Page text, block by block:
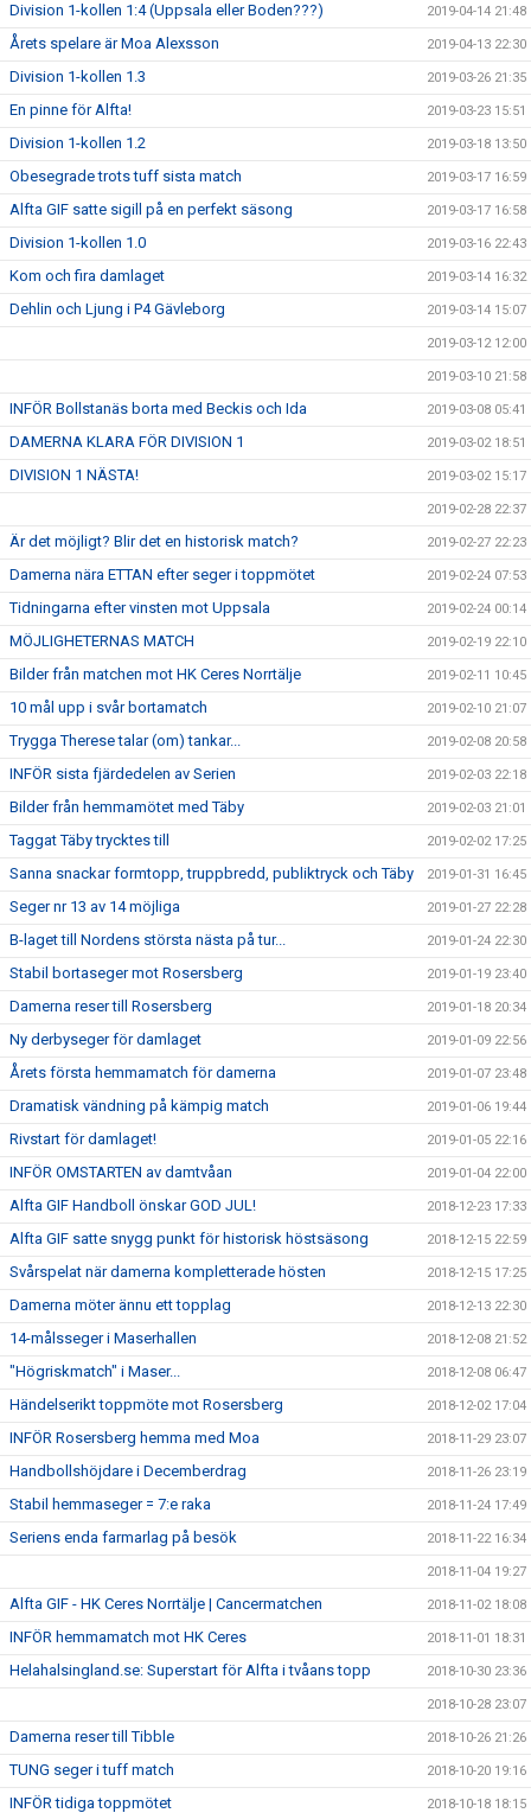
Division 1-kollen 1:4 (Uppsala eller Boden???) 2019-04-14 21:48
Årets spelare är Moa Alexsson 2019-04-13 22:30
Division 1-kollen 1.3 2019-03-26 21:35
En pinne för Alfta! 2019-03-23 15:51
Division 1-kollen 1.2 2019-03-18 13:50
Obesegrade trots tuff sista match 2019-03-17 16:59
Alfta GIF satte sigill på en perfekt säsong 2019-03-17 16:58
Division 1-kollen 1.0 2019-03-16 22:43
Kom och fira damlaget 2019-03-14 16:32
Dehlin och Ljung i P4 Gävleborg 2019-03-14 15:07
2019-03-12 12:00
2019-03-10 21:58
INFÖR Bollstanäs borta med Beckis och Ida 2019-03-08 05:41
DAMERNA KLARA FÖR DIVISION 1 2019-03-02 18:51
DIVISION 1 NÄSTA! 2019-03-02 15:17
2019-02-28 22:37
Är det möjligt? Blir det en historisk match? 2019-02-27 22:23
Damerna nära ETTAN efter seger i toppmötet 2019-02-24 07:53
Tidningarna efter vinsten mot Uppsala 2019-02-24 00:14
MÖJLIGHETERNAS MATCH 2019-02-19 22:10
Bilder från matchen mot HK Ceres Norrtälje 2019-02-11 10:45
10 mål upp i svår bortamatch 2019-02-10 21:07
Trygga Therese talar (om) tankar... 2019-02-08 20:58
INFÖR sista fjärdedelen av Serien 2019-02-03 22:18
Bilder från hemmamötet med Täby 2019-02-03 21:01
Taggat Täby trycktes till 2019-02-02 17:25
Sanna snackar formtopp, truppbredd, publiktryck och Täby 2019-01-31 16:45
Seger nr 13 av 14 möjliga 2019-01-27 22:28
B-laget till Nordens största nästa på tur... 2019-01-24 22:30
Stabil bortaseger mot Rosersberg 2019-01-19 23:40
Damerna reser till Rosersberg 2019-01-18 20:34
Ny derbyseger för damlaget 2019-01-09 22:56
Årets första hemmamatch för damerna 2019-01-07 23:48
Dramatisk vändning på kämpig match 2019-01-06 19:44
Rivstart för damlaget! 2019-01-05 22:16
INFÖR OMSTARTEN av damtvåan 2019-01-04 22:00
Alfta GIF Handboll önskar GOD JUL! 2018-12-23 17:33
Alfta GIF satte snygg punkt för historisk höstsäsong 2018-12-15 22:59
Svårspelat när damerna kompletterade hösten 2018-12-15 17:25
Damerna möter ännu ett topplag 2018-12-13 22:30
14-målsseger i Maserhallen 2018-12-08 21:52
"Högriskmatch" i Maser... 2018-12-08 06:47
Händelserikt toppmöte mot Rosersberg 2018-12-02 17:04
INFÖR Rosersberg hemma med Moa 2018-11-29 23:07
Handbollshöjdare i Decemberdrag 2018-11-26 23:19
Stabil hemmaseger = 7:e raka 2018-11-24 17:49
Seriens enda farmarlag på besök 2018-11-22 16:34
2018-11-04 19:27
Alfta GIF - HK Ceres Norrtälje | Cancermatchen 2018-11-02 18:08
INFÖR hemmamatch mot HK Ceres 2018-11-01 18:31
Helahalsingland.se: Superstart för Alfta i tvåans topp 2018-10-30 23:36
2018-10-28 23:07
Damerna reser till Tibble 2018-10-26 21:26
TUNG seger i tuff match 2018-10-20 19:16
INFÖR tidiga toppmötet 2018-10-18 18:15